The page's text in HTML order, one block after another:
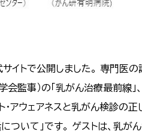
サイトで公開しました。 専門
会監事）の「乳がん治療最前線
アウェアネスと乳がん検診の
いて」です。 ゲストは、乳が